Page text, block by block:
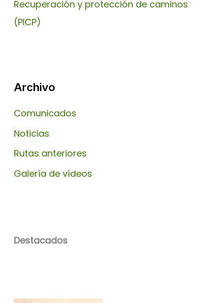
Recuperación y protección de caminos
(PICP)
Archivo
Comunicados
Noticias
Rutas anteriores
Galería de vídeos
Destacados